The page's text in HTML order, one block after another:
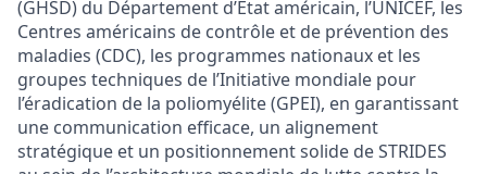
(GHSD) du Département d’Étataméricain, l’UNICEF, les
Centres américains de contrôle et de prévention des
maladies (CDC), les programmes nationaux et les
groupes techniques de l’Initiative mondiale pour
l’éradication de la poliomyélite(GPEI), en garantissant
une communication efficace, un alignement
stratégique et un positionnementsolide de STRIDES